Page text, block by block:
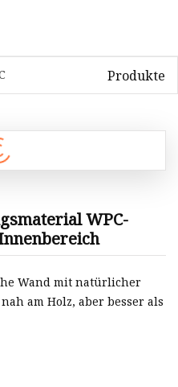
Produkte
WPC-
Wand mit natürlicher
am Holz, aber besser als